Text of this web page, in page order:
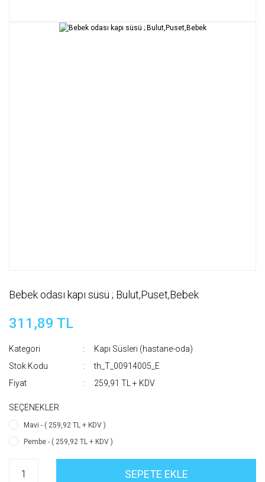
Bebek odası kapı süsü ; Bulut,Puset,Bebek
311,89 TL
Kategori
Kapı Süsleri (hastane-oda)
Stok Kodu
th_T_00914005_E
Fiyat
259,91 TL + KDV
SEÇENEKLER
Mavi - ( 259,92 TL + KDV )
Pembe - ( 259,92 TL + KDV )
SEPETE EKLE